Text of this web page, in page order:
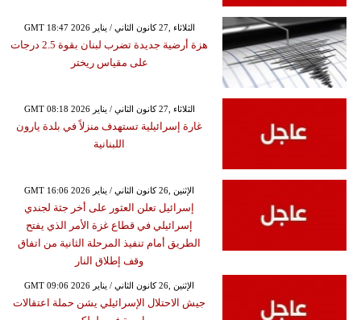
GMT 18:47 2026 الثلاثاء ,27 كانون الثاني / يناير
هزة أرضية جديدة تضرب لبنان بقوة 2.5 درجات
على مقياس ريختر
GMT 08:18 2026 الثلاثاء ,27 كانون الثاني / يناير
غارة إسرائيلية تستهدف منزلاً في بلدة يارون
اللبنانية
GMT 16:06 2026 الإثنين ,26 كانون الثاني / يناير
إسرائيل تعلن العثور على أخر جثة لجندي
إسرائيلي في قطاع غزة الأمر الذي يفتح
الطريق أمام تنفيذ المرحلة الثانية من اتفاق
وقف إطلاق النار
GMT 09:06 2026 الإثنين ,26 كانون الثاني / يناير
جيش الاحتلال الإسرائيلي يشن حملة اعتقالات